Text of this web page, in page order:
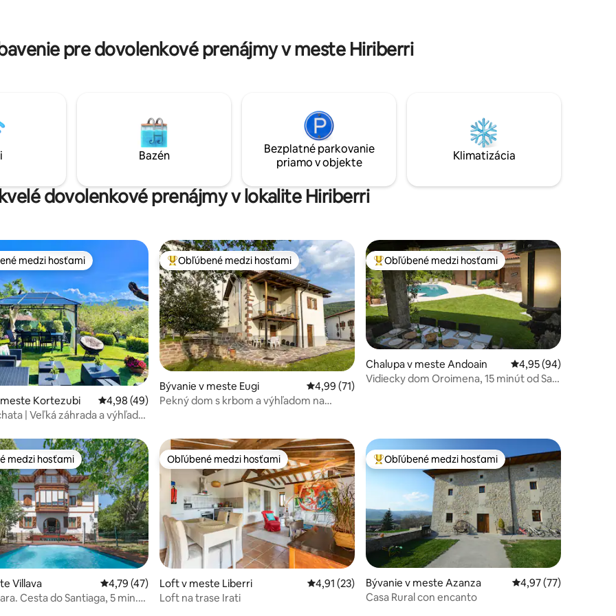
pre dovolenkové prenájmy v meste Hiriberri
Bazén
Bezplatné parkovanie
priamo v objekte
Klimatizácia
dovolenkové prenájmy v lokalite Hiriberri
4,95 z 5, počet hodnotení: 88
medzi hosťami
medzi hosťami
meste Kortezubi Priemerné ohodnotenie 4,98 z 5, počet hodnotení: 49
4,98 (49)
| Veľká záhrada a výhľad
Najobľúbenejšie medzi hosťami
Obľúbené medzi hosťami
Bývanie v meste Eugi Priemerné ohodnotenie 4,99 z 5, počet hodnotení: 71
4,99 (71)
Pekný dom s krbom a výhľadom na
Najobľúbenejšie medzi hosťami
Obľúbené medzi hosťami
Chalupa v meste Andoain Priemerné
4,95 (94)
Vidiecky dom Oroimena, 15 minút od San
z 5, počet hodnotení: 204
medzi hosťami
medzi hosťami
Villava Priemerné ohodnotenie 4,79 z 5, počet hodnotení: 47
4,79 (47)
Cesta do Santiaga, 5 min.
Obľúbené medzi hosťami
Obľúbené medzi hosťami
Loft v meste Liberri Priemerné ohodnotenie 4,91 z 5, počet hodnotení: 23
4,91 (23)
Loft na trase Irati
Najobľúbenejšie medzi hosťami
Obľúbené medzi hosťami
Bývanie v meste Azanza Priemerné
4,97 (77)
Casa Rural con encanto